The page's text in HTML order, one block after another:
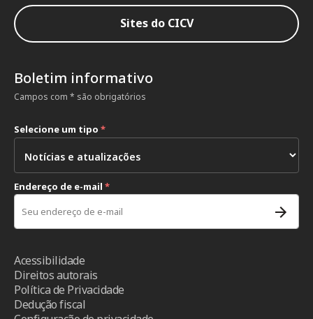
Sites do CICV
Boletim informativo
Campos com * são obrigatórios
Selecione um tipo *
Endereço de e-mail *
Acessibilidade
Direitos autorais
Política de Privacidade
Dedução fiscal